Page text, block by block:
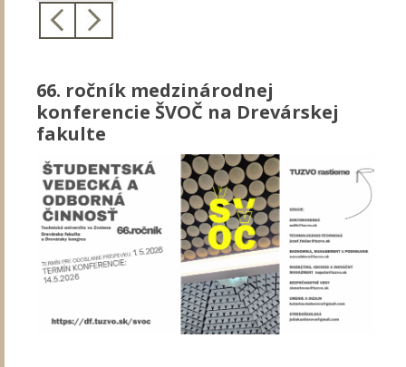
66. ročník medzinárodnej
konferencie ŠVOČ na Drevárskej
fakulte